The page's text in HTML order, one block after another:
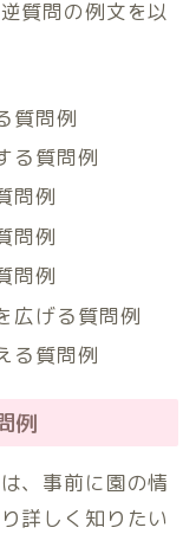
質問の例文を以
質問例
る質問例
問例
問例
問例
広げる質問例
る質問例
例
、事前に園の情
詳しく知りたい